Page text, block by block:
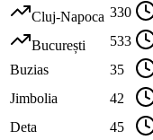
Cluj-Napoca 330
București 533
Buzias 35
Jimbolia 42
Deta 45